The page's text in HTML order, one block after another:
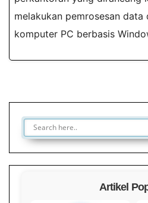
melakukan pemrosesan data
komputer PC berbasis
Artikel